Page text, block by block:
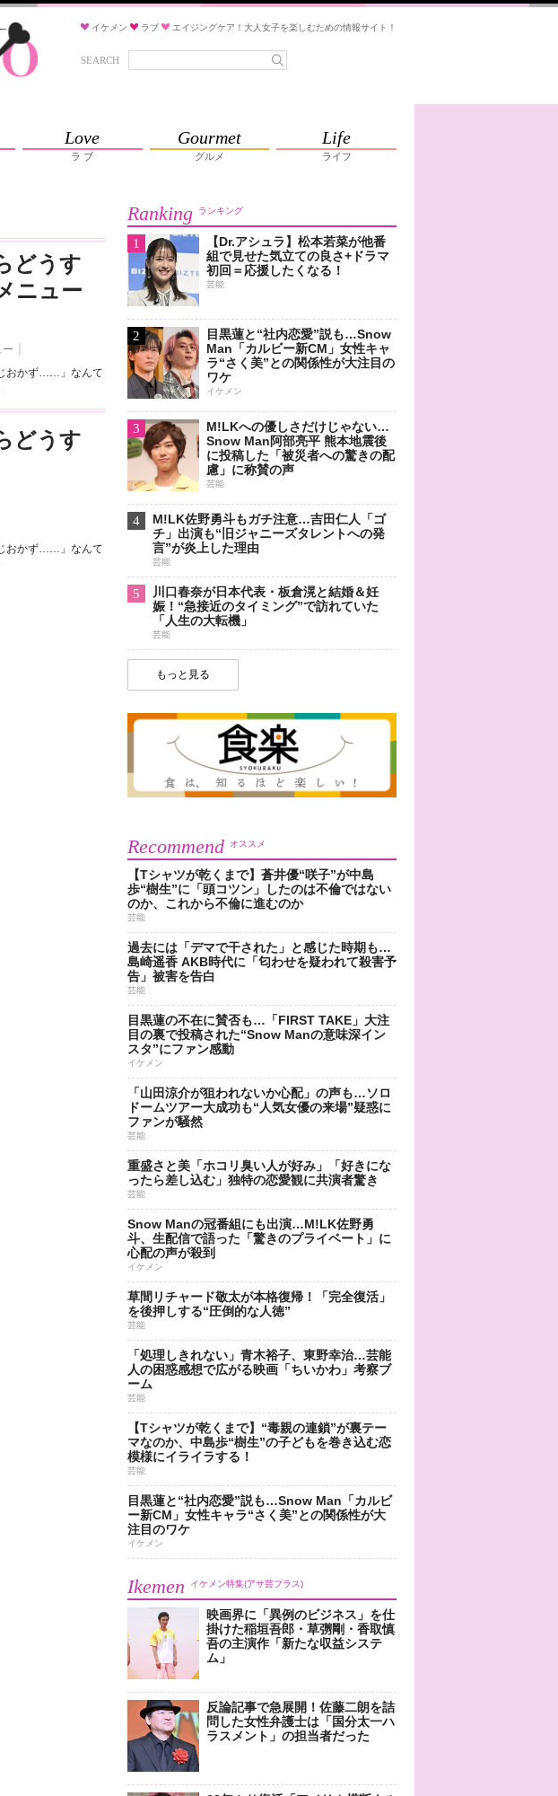
イケメン ラブ エイジングケア！大人女子を楽しむための情報サイト！
SEARCH
Love
ラ ブ
Gourmet
グルメ
Life
ライフ
どうす
ニュー
ー
おかず……」なんて
どうす
おかず……」なんて
Ranking ランキング
1
【Dr.アシュラ】松本若菜が他番
組で見せた気立ての良さ+ドラマ
初回＝応援したくなる！
芸能
2
目黒蓮と“社内恋愛”説も…Snow
Man「カルビー新CM」女性キャ
ラ“さく美”との関係性が大注目の
ワケ
イケメン
3
M!LKへの優しさだけじゃない…
Snow Man阿部亮平 熊本地震後
に投稿した「被災者への驚きの配
慮」に称賛の声
芸能
4
M!LK佐野勇斗もガチ注意…吉田仁人「ゴ
チ」出演も“旧ジャニーズタレントへの発
言”が炎上した理由
芸能
5
川口春奈が日本代表・板倉滉と結婚＆妊
娠！“急接近のタイミング”で訪れていた
「人生の大転機」
芸能
もっと見る
Recommend オススメ
【Tシャツが乾くまで】蒼井優“咲子”が中島
歩“樹生”に「頭コツン」したのは不倫ではない
のか、これから不倫に進むのか
芸能
過去には「デマで干された」と感じた時期も…
島崎遥香 AKB時代に「匂わせを疑われて殺害予
告」被害を告白
芸能
目黒蓮の不在に賛否も…「FIRST TAKE」大注
目の裏で投稿された“Snow Manの意味深イン
スタ”にファン感動
イケメン
「山田涼介が狙われないか心配」の声も…ソロ
ドームツアー大成功も“人気女優の来場”疑惑に
ファンが騒然
芸能
重盛さと美「ホコリ臭い人が好み」「好きにな
ったら差し込む」独特の恋愛観に共演者驚き
芸能
Snow Manの冠番組にも出演…M!LK佐野勇
斗、生配信で語った「驚きのプライベート」に
心配の声が殺到
イケメン
草間リチャード敬太が本格復帰！「完全復活」
を後押しする“圧倒的な人徳”
芸能
「処理しきれない」青木裕子、東野幸治…芸能
人の困惑感想で広がる映画「ちいかわ」考察ブ
ーム
芸能
【Tシャツが乾くまで】“毒親の連鎖”が裏テー
マなのか、中島歩“樹生”の子どもを巻き込む恋
模様にイライラする！
芸能
目黒蓮と“社内恋愛”説も…Snow Man「カルビ
ー新CM」女性キャラ“さく美”との関係性が大
注目のワケ
イケメン
Ikemen イケメン特集(アサ芸プラス)
映画界に「異例のビジネス」を仕
掛けた稲垣吾郎・草彅剛・香取慎
吾の主演作「新たな収益システ
ム」
反論記事で急展開！佐藤二朗を詰
問した女性弁護士は「国分太一ハ
ラスメント」の担当者だった